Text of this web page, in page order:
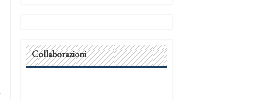
Collaborazioni